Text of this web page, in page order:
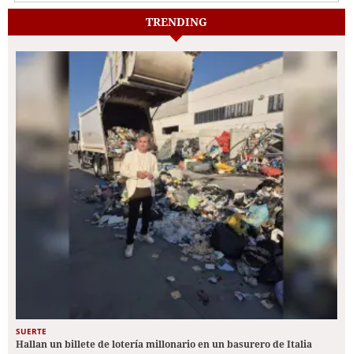
TRENDING
SUERTE
Hallan un billete de lotería millonario en un basurero de Italia